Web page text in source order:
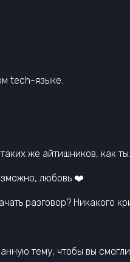
tech-языке.
же айтишников, как ты.
любовь ❤️
разговор? Никакого
тему, чтобы вы